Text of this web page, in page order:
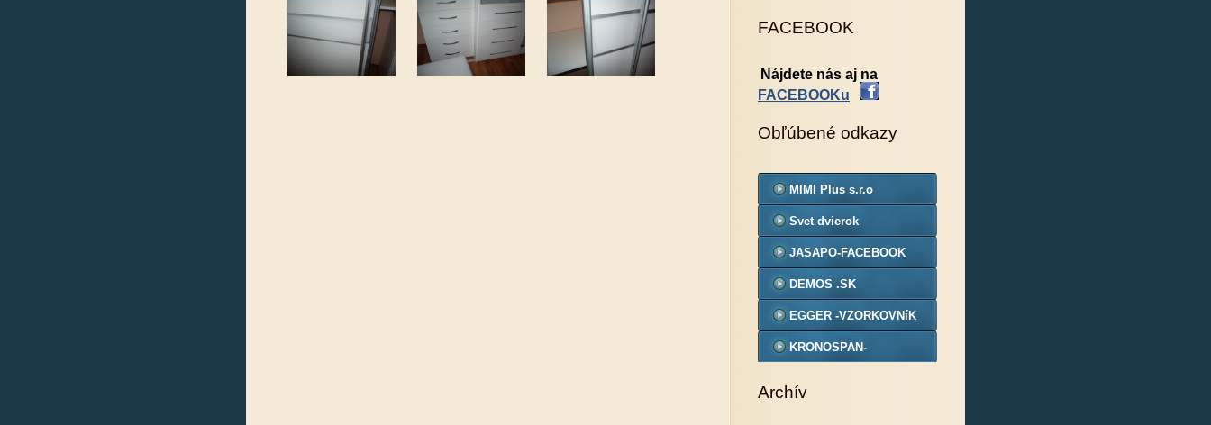
FACEBOOK
Nájdete nás aj na
FACEBOOKu
Obľúbené odkazy
MIMI Plus s.r.o
Svet dvierok
JASAPO-FACEBOOK
DEMOS .SK
EGGER -VZORKOVNíK
KRONOSPAN-
Archív